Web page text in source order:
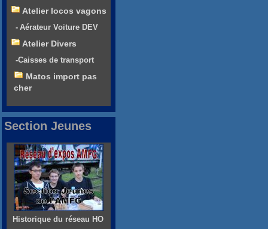
Atelier locos vagons
- Aérateur Voiture DEV
Atelier Divers
-Caisses de transport
Matos import pas
cher
Section Jeunes
Historique du réseau HO